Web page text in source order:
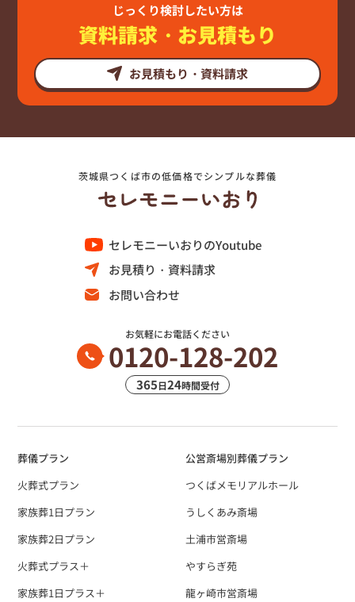
じっくり検討したい方は
資料請求・お見積もり
お見積もり・資料請求
茨城県つくば市の低価格でシンプルな葬儀
セレモニーいおりのYoutube
お見積り・資料請求
お問い合わせ
お気軽にお電話ください
0120-128-202
365日24時間受付
葬儀プラン
火葬式プラン
家族葬1日プラン
家族葬2日プラン
火葬式プラス＋
家族葬1日プラス＋
公営斎場別葬儀プラン
つくばメモリアルホール
うしくあみ斎場
土浦市営斎場
やすらぎ苑
龍ヶ崎市営斎場